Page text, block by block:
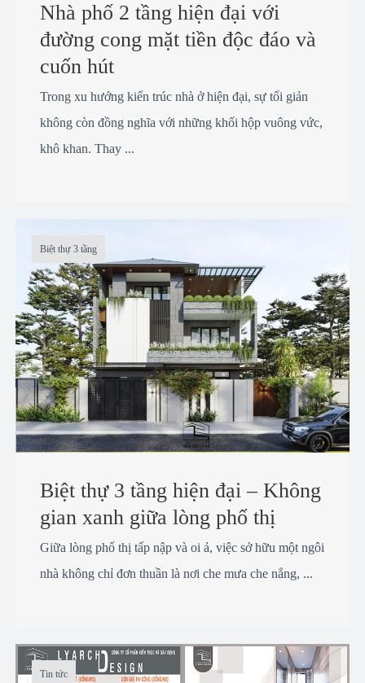
Nhà phố 2 tầng hiện đại với
đường cong mặt tiền độc đáo và
cuốn hút
Trong xu hướng kiến trúc nhà ở hiện đại, sự tối giản
không còn đồng nghĩa với những khối hộp vuông vức,
khô khan. Thay ...
Biệt thự 3 tầng
Biệt thự 3 tầng hiện đại – Không
gian xanh giữa lòng phố thị
Giữa lòng phố thị tấp nập và oi ả, việc sở hữu một ngôi
nhà không chỉ đơn thuần là nơi che mưa che nắng, ...
Tin tức